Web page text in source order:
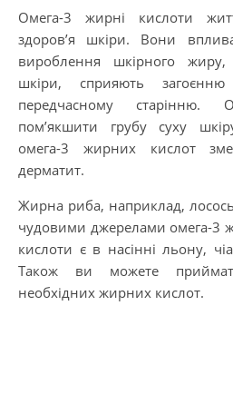
Омега-3 жирні кислоти
здоров’я шкіри. Вони
вироблення шкірного жиру,
шкіри, сприяють
передчасному старінню.
пом’якшити грубу суху
омега-3 жирних кислот
дерматит.
Жирна риба, наприклад,
чудовими джерелами омега-3
кислоти є в насінні льону,
Також ви можете
необхідних жирних кислот.